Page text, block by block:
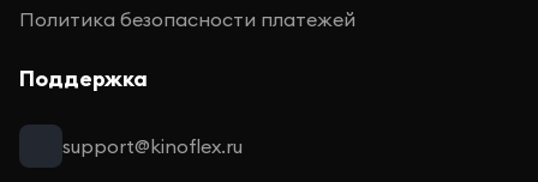
Политика безопасности платежей
Поддержка
support@kinoflex.ru